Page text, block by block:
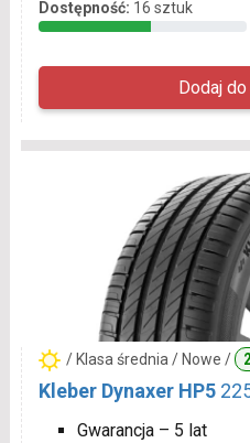
Dostępność: 16 sztuk
/ Klasa średnia / Nowe /
Kleber Dynaxer HP5
Gwarancja – 5 lat